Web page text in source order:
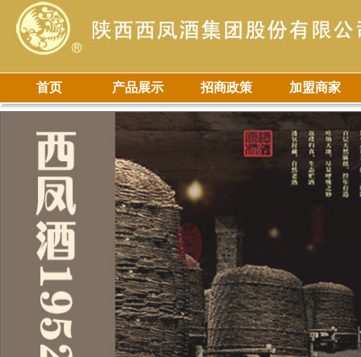
首页 产品展示 招商政策 加盟商家